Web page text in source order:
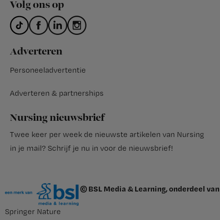
Volg ons op
Adverteren
Personeeladvertentie
Adverteren & partnerships
Nursing nieuwsbrief
Twee keer per week de nieuwste artikelen van Nursing
in je mail? Schrijf je nu in voor de nieuwsbrief!
© BSL Media & Learning, onderdeel van
Springer Nature